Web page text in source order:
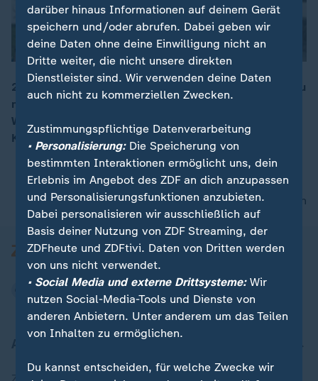
2024 zog Tobias Harms mit seiner amerikanischen Frau
nach Miami. Er lebt sein Traumleben in einem
Wolkenkratzer mit Meerblick und versucht nun eine
Karriere in den sozialen Medien aufzubauen.
nach oben
darüber hinaus Informationen auf deinem Gerät
speichern und/oder abrufen. Dabei geben wir
deine Daten ohne deine Einwilligung nicht an
Dritte weiter, die nicht unsere direkten
Dienstleister sind. Wir verwenden deine Daten
auch nicht zu kommerziellen Zwecken.
Zustimmungspflichtige Datenverarbeitung
• Personalisierung:Die Speicherung von
bestimmten Interaktionen ermöglicht uns, dein
Erlebnis im Angebot des ZDF an dich anzupassen
und Personalisierungsfunktionen anzubieten.
Dabei personalisieren wir ausschließlich auf
Basis deiner Nutzung von ZDF Streaming, der
ZDFheute und ZDFtivi. Daten von Dritten werden
von uns nicht verwendet.
• Social Media und externe Drittsysteme:Wir
nutzen Social-Media-Tools und Dienste von
anderen Anbietern. Unter anderem um das Teilen
von Inhalten zu ermöglichen.
Du kannst entscheiden, für welche Zwecke wir